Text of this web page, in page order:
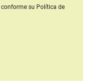
conforme su Política de